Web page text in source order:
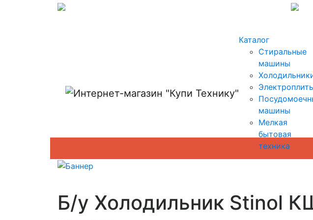
Каталог
Стиральные
машины
машины
Мелкая
бытовая
техника
Б/у Холодильник Stinol